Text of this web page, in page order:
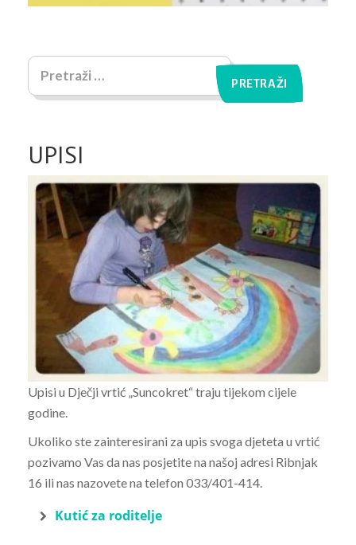
UPISI
Upisi u Dječji vrtić „Suncokret“ traju tijekom cijele
godine.
Ukoliko ste zainteresirani za upis svoga djeteta u vrtić
pozivamo Vas da nas posjetite na našoj adresi Ribnjak
16 ili nas nazovete na telefon 033/401-414.
Kutić za roditelje